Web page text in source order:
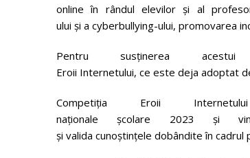
online în rândul elevilor și al
ului și a cyberbullying-ului, promovarea
Pentru susținerea
Eroii Internetului, ce este deja adoptat
Competiția Eroii
naționale școlare 2023 și
și valida cunoștințele dobândite în cadrul